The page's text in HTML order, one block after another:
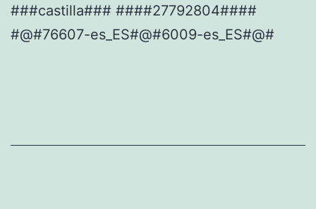
###castilla### ####27792804####
#@#76607-es_ES#@#6009-es_ES#@#